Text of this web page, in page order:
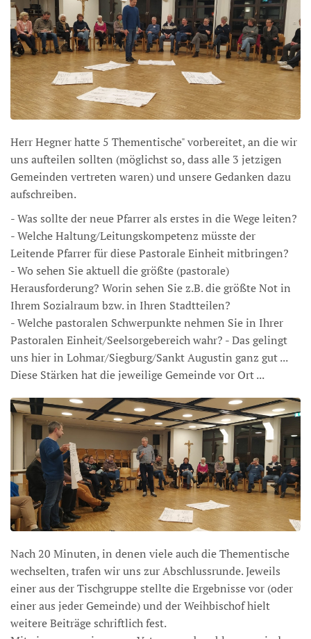
Herr Hegner hatte 5 Thementische" vorbereitet, an die wir
uns aufteilen sollten (möglichst so, dass alle 3 jetzigen
Gemeinden vertreten waren) und unsere Gedanken dazu
aufschreiben.
- Was sollte der neue Pfarrer als erstes in die Wege leiten?
- Welche Haltung/Leitungskompetenz müsste der
Leitende Pfarrer für diese Pastorale Einheit mitbringen?
- Wo sehen Sie aktuell die größte (pastorale)
Herausforderung? Worin sehen Sie z.B. die größte Not in
Ihrem Sozialraum bzw. in Ihren Stadtteilen?
- Welche pastoralen Schwerpunkte nehmen Sie in Ihrer
Pastoralen Einheit/Seelsorgebereich wahr? - Das gelingt
uns hier in Lohmar/Siegburg/Sankt Augustin ganz gut ...
Diese Stärken hat die jeweilige Gemeinde vor Ort ...
Nach 20 Minuten, in denen viele auch die Thementische
wechselten, trafen wir uns zur Abschlussrunde. Jeweils
einer aus der Tischgruppe stellte die Ergebnisse vor (oder
einer aus jeder Gemeinde) und der Weihbischof hielt
weitere Beiträge schriftlich fest.